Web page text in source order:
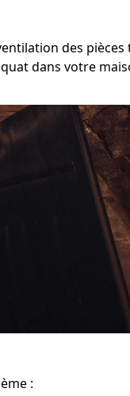
des pièces
dans votre
: